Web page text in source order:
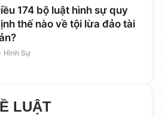
174 bộ luật hình sự quy
thế nào về tội lừa đảo tài
Hình Sự
LUẬT